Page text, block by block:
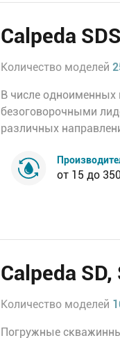
Calpeda SDS
Количество моделей
В числе одноименных
безоговорочными
различных
от 15 до
Calpeda SD,
Количество моделей
Погружные